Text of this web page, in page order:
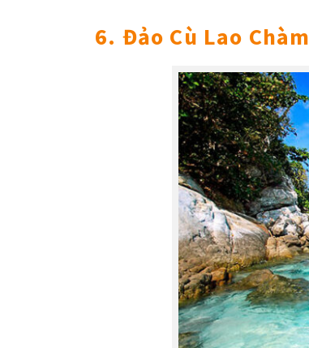
6. Đảo Cù Lao Chàm